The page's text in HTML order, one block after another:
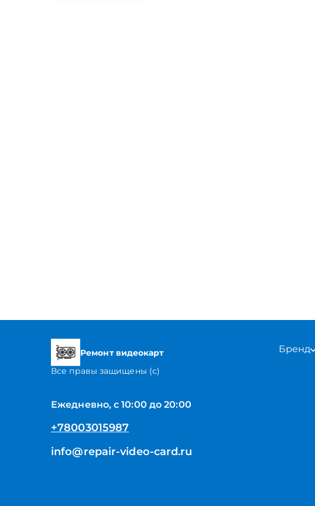
Ремонт видеокарт
Все правы защищены (с)
Ежедневно, с 10:00 до 20:00
+78003015987
info@repair-video-card.ru
Бренд